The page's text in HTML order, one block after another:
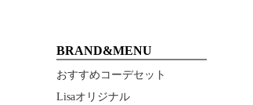
BRAND&MENU
おすすめコーデセット
Lisaオリジナル